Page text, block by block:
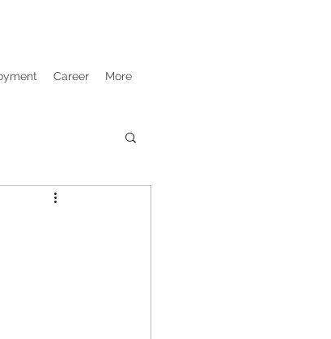
Career More